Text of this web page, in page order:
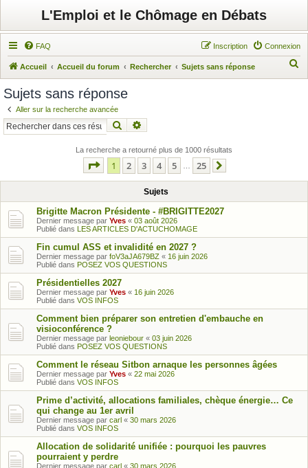
L'Emploi et le Chômage en Débats
FAQ Connexion
Inscription
Accueil Accueil du forum Rechercher Sujets sans réponse
h
Sujets sans réponse
Aller sur la recherche avancée
Rechercher
La recherche a retourné plus de 1000 résultats
Page 1sur25
1 2 3 4 5 25
Sujets
Brigitte Macron Présidente - #BRIGITTE2027
Dernier message par Yves « 03 août 2026
Publié dans LES ARTICLES D'ACTUCHOMAGE
Fin cumul ASS et invalidité en 2027 ?
Dernier message par foV3aJA679BZ « 16 juin 2026
Publié dans POSEZ VOS QUESTIONS
Présidentielles 2027
Dernier message par Yves « 16 juin 2026
Publié dans VOS INFOS
Comment bien préparer son entretien d'embauche en
visioconférence ?
Dernier message par leoniebour « 03 juin 2026
Publié dans POSEZ VOS QUESTIONS
Comment le réseau Sitbon arnaque les personnes âgées
Dernier message par Yves « 22 mai 2026
Publié dans VOS INFOS
Prime d’activité, allocations familiales, chèque énergie… Ce
qui change au 1er avril
Dernier message par carl « 30 mars 2026
Publié dans VOS INFOS
Allocation de solidarité unifiée : pourquoi les pauvres
pourraient y perdre
Dernier message par carl « 30 mars 2026